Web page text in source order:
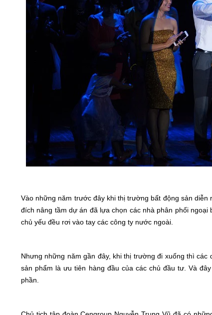
Vào những năm trước đây khi thị trường bất động sản
đích nâng tầm dự án đã lựa chọn các nhà phân phối
chủ yếu đều rơi vào tay các công ty nước ngoài.
Nhưng những năm gần đây, khi thị trường đi xuống thì
sản phẩm là ưu tiên hàng đầu của các chủ đầu tư. Và
phần.